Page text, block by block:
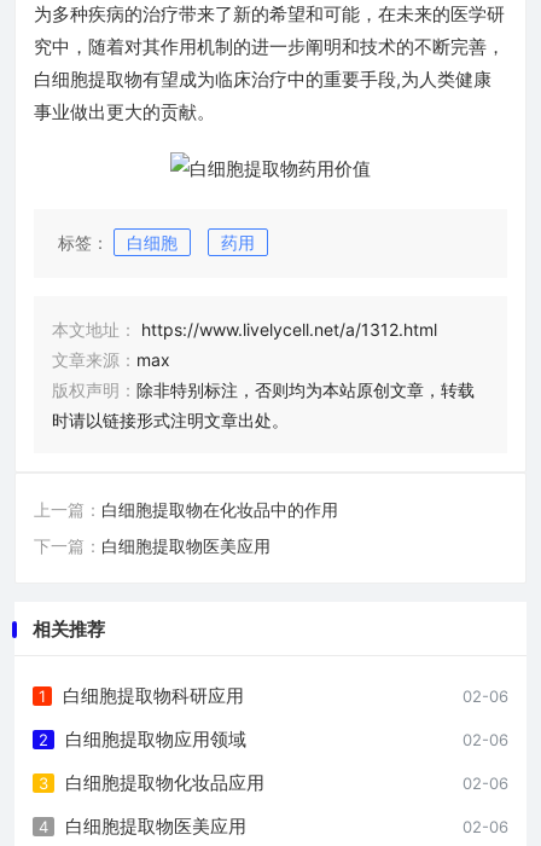
为多种疾病的治疗带来了新的希望和可能，在未来的医学研
究中，随着对其作用机制的进一步阐明和技术的不断完善，
白细胞提取物有望成为临床治疗中的重要手段,为人类健康
事业做出更大的贡献。
标签： 白细胞 药用
本文地址：
https://www.livelycell.net/a/1312.html
文章来源： max
版权声明： 除非特别标注，否则均为本站原创文章，转载
时请以链接形式注明文章出处。
上一篇： 白细胞提取物在化妆品中的作用
下一篇： 白细胞提取物医美应用
相关推荐
02-06
1 白细胞提取物科研应用
02-06
2 白细胞提取物应用领域
02-06
3 白细胞提取物化妆品应用
02-06
4 白细胞提取物医美应用